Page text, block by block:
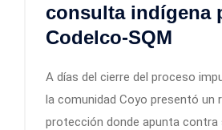
consulta indígena
Codelco-SQM
A días del cierre del proceso
la comunidad Coyo presentó un
protección donde apunta contra